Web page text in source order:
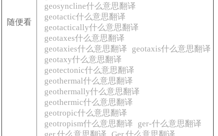
随便看
geosyncline什么意思翻译
geotactic什么意思翻译
geotactically什么意思翻译
geotaxes什么意思翻译
geotaxies什么意思翻译
geotaxis什么意思翻译
geotaxy什么意思翻译
geotectonic什么意思翻译
geothermal什么意思翻译
geothermally什么意思翻译
geothermic什么意思翻译
geotropic什么意思翻译
geotropism什么意思翻译
ger-什么意思翻译